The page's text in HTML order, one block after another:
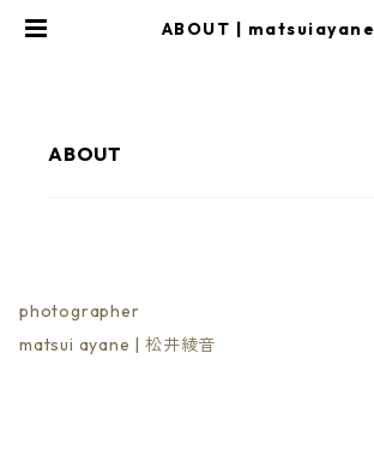
ABOUT | matsuiayane
ABOUT
photographer
matsui ayane | 松井綾音​